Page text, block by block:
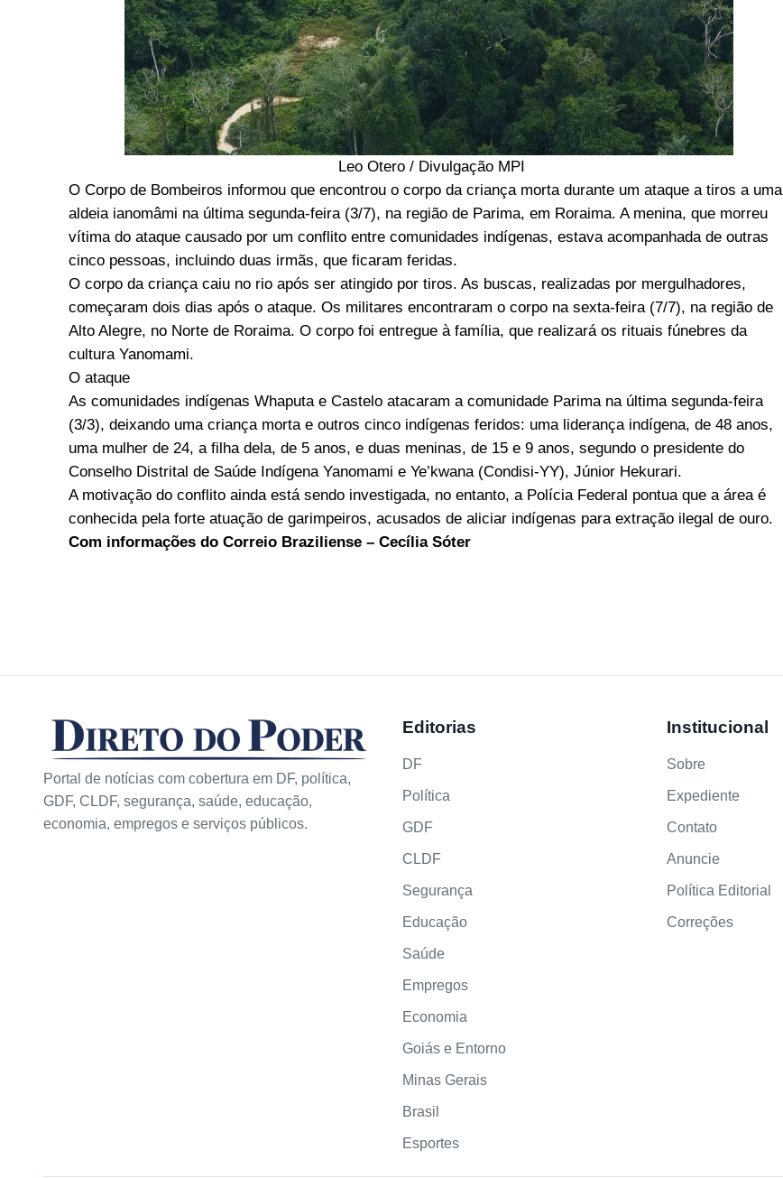
Leo Otero / Divulgação MPI
O Corpo de Bombeiros informou que encontrou o corpo da criança morta durante um ataque a tiros a uma
aldeia ianomâmi na última segunda-feira (3/7), na região de Parima, em Roraima. A menina, que morreu
vítima do ataque causado por um conflito entre comunidades indígenas, estava acompanhada de outras
cinco pessoas, incluindo duas irmãs, que ficaram feridas.
O corpo da criança caiu no rio após ser atingido por tiros. As buscas, realizadas por mergulhadores,
começaram dois dias após o ataque. Os militares encontraram o corpo na sexta-feira (7/7), na região de
Alto Alegre, no Norte de Roraima. O corpo foi entregue à família, que realizará os rituais fúnebres da
cultura Yanomami.
O ataque
As comunidades indígenas Whaputa e Castelo atacaram a comunidade Parima na última segunda-feira
(3/3), deixando uma criança morta e outros cinco indígenas feridos: uma liderança indígena, de 48 anos,
uma mulher de 24, a filha dela, de 5 anos, e duas meninas, de 15 e 9 anos, segundo o presidente do
Conselho Distrital de Saúde Indígena Yanomami e Ye’kwana (Condisi-YY), Júnior Hekurari.
A motivação do conflito ainda está sendo investigada, no entanto, a Polícia Federal pontua que a área é
conhecida pela forte atuação de garimpeiros, acusados de aliciar indígenas para extração ilegal de ouro.
Com informações do Correio Braziliense – Cecília Sóter
Portal de notícias com cobertura em DF, política,
GDF, CLDF, segurança, saúde, educação,
economia, empregos e serviços públicos.
Editorias
DF
Política
GDF
CLDF
Segurança
Educação
Saúde
Empregos
Economia
Goiás e Entorno
Minas Gerais
Brasil
Esportes
Institucional
Sobre
Expediente
Contato
Anuncie
Política Editorial
Correções